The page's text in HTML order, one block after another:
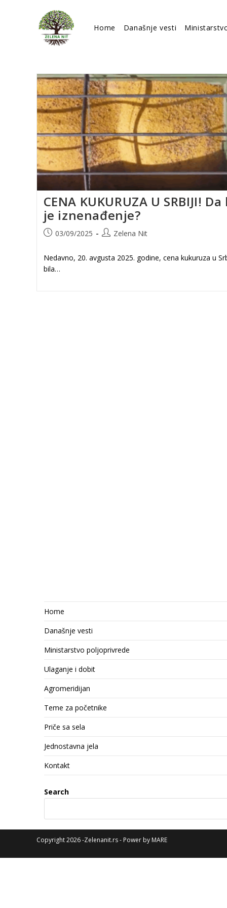
Home Današnje vesti
CENA KUKURUZA U SRBIJI! Da
je iznenađenje?
Post03/09/2025
PostZelena Nit
Nedavno, 20. avgusta 2025. godine, cena kukuruza u
bila…
Home
Današnje vesti
Ministarstvo poljoprivrede
Ulaganje i dobit
Agromeridijan
Teme za početnike
Priče sa sela
Jednostavna jela
Kontakt
Search
Copyright 2026 -Zelenanit.rs - Power by MARE